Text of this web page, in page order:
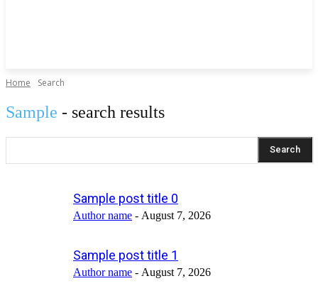
Home Search
Sample - search results
Search
Sample post title 0
Author name - August 7, 2026
Sample post title 1
Author name - August 7, 2026